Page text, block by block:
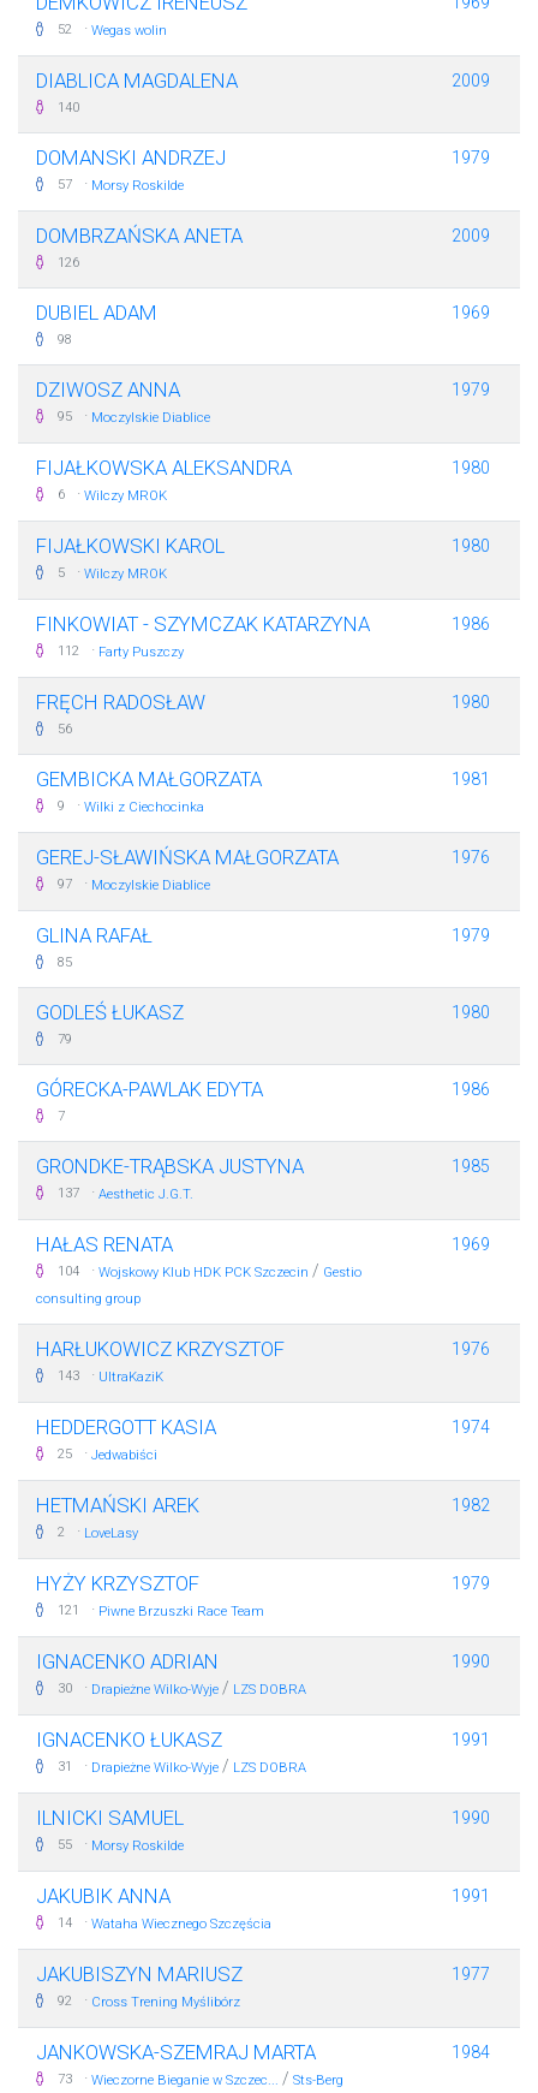
52 · Wegas wolin
DIABLICA MAGDALENA
140
2009
DOMANSKI ANDRZEJ
57 · Morsy Roskilde
1979
DOMBRZAŃSKA ANETA
126
2009
DUBIEL ADAM
98
1969
DZIWOSZ ANNA
95 · Moczylskie Diablice
1979
FIJAŁKOWSKA ALEKSANDRA
6 · Wilczy MROK
1980
FIJAŁKOWSKI KAROL
5 · Wilczy MROK
1980
FINKOWIAT - SZYMCZAK KATARZYNA
112 · Farty Puszczy
1986
FRĘCH RADOSŁAW
56
1980
GEMBICKA MAŁGORZATA
9 · Wilki z Ciechocinka
1981
GEREJ-SŁAWIŃSKA MAŁGORZATA
97 · Moczylskie Diablice
1976
GLINA RAFAŁ
85
1979
GODLEŚ ŁUKASZ
79
1980
GÓRECKA-PAWLAK EDYTA
7
1986
GRONDKE-TRĄBSKA JUSTYNA
137 · Aesthetic J.G.T.
1985
HAŁAS RENATA
104 · Wojskowy Klub HDK PCK Szczecin / Gestio
consulting group
1969
HARŁUKOWICZ KRZYSZTOF
143 · UltraKaziK
1976
HEDDERGOTT KASIA
25 · Jedwabiści
1974
HETMAŃSKI AREK
2 · LoveLasy
1982
HYŻY KRZYSZTOF
121 · Piwne Brzuszki Race Team
1979
IGNACENKO ADRIAN
30 · Drapieżne Wilko-Wyje / LZS DOBRA
1990
IGNACENKO ŁUKASZ
31 · Drapieżne Wilko-Wyje / LZS DOBRA
1991
ILNICKI SAMUEL
55 · Morsy Roskilde
1990
JAKUBIK ANNA
14 · Wataha Wiecznego Szczęścia
1991
JAKUBISZYN MARIUSZ
92 · Cross Trening Myślibórz
1977
JANKOWSKA-SZEMRAJ MARTA
73 · Wieczorne Bieganie w Szczec... / Sts-Berg
1984